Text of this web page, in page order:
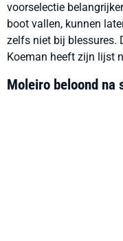
voorselectie
boot vallen, kunnen
zelfs niet bij blessures.
Koeman heeft zijn lijst
Moleiro beloond na